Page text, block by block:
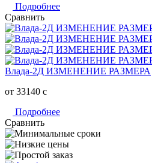
Подробнее
Сравнить
Влада-2Д ИЗМЕНЕНИЕ РАЗМЕРА
от 33140 c
Подробнее
Сравнить